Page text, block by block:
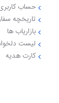
حساب
تاریخچه
بازاریاب ها
لیست
کارت هدیه